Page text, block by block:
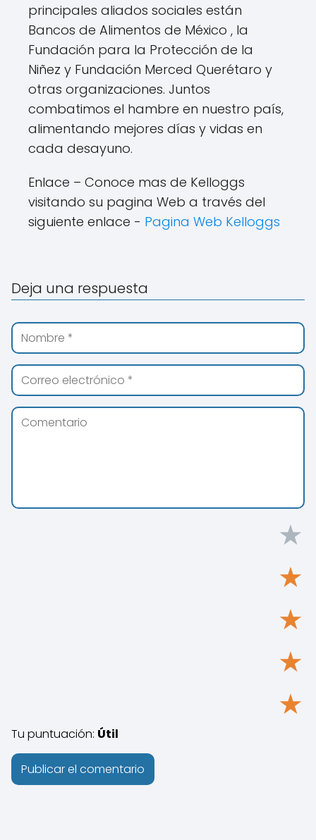
principales aliados sociales están
Bancos de Alimentos de México , la
Fundación para la Protección de la
Niñez y Fundación Merced Querétaro y
otras organizaciones. Juntos
combatimos el hambre en nuestro país,
alimentando mejores días y vidas en
cada desayuno.
Enlace – Conoce mas de Kelloggs
visitando su pagina Web a través del
siguiente enlace - Pagina Web Kelloggs
Deja una respuesta
★
★
★
★
★
Tu puntuación: Útil